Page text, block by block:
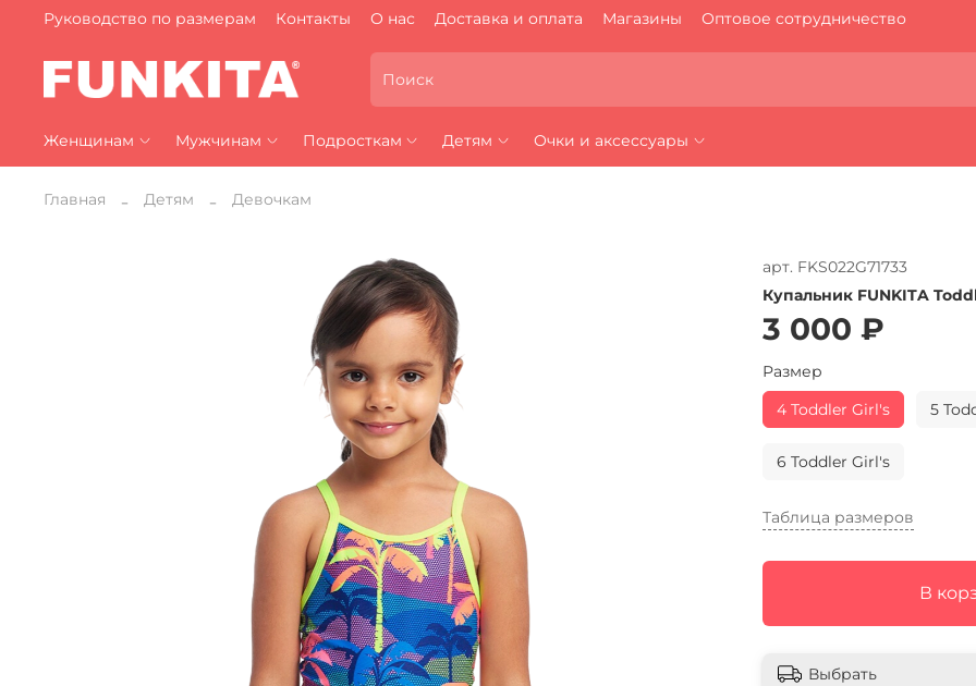
Руководство по размерам Контакты О нас Доставка и оплата Магазины Оптовое сотрудничество
Женщинам Мужчинам Подросткам Детям Очки и аксессуары
Главная Детям Девочкам
арт. FKS022G71733
Купальник FUNKITA
3 000 ₽
Таблица размеров
В
Размер
4 Toddler Girl's
5
6 Toddler Girl's
Выбрать